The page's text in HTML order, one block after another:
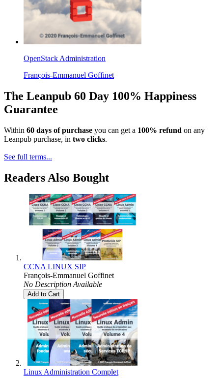
OpenStack Administration
François-Emmanuel Goffinet
The Leanpub 60 Day 100% Happiness
Guarantee
Within 60 days of purchase you can get a 100% refund on any
Leanpub purchase, in two clicks.
See full terms...
Readers Also Bought
CCNA LINUX SIP
François-Emmanuel Goffinet
No Description Available
Add to Cart
Linux Administration Complet